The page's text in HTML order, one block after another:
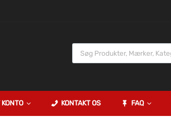
KONTAKT OS FAQ